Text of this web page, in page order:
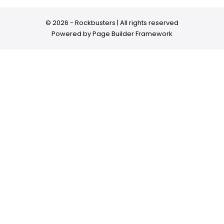
© 2026 - Rockbusters | All rights reserved
Powered byPage Builder Framework